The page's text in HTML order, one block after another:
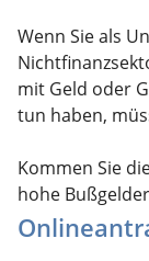
Wenn Sie als
mit Geld oder
tun haben,
Kommen Sie
hohe